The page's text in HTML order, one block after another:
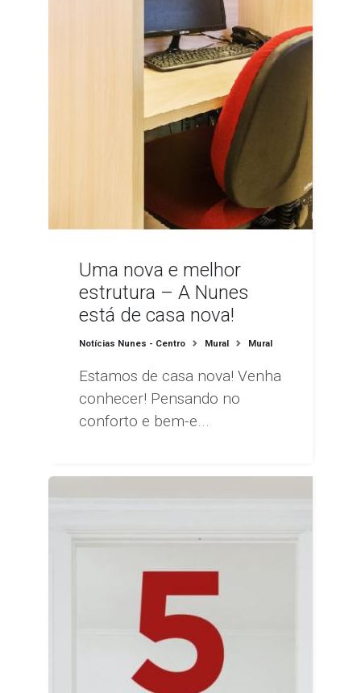
Uma nova e melhor
estrutura – A Nunes
está de casa nova!
Notícias Nunes - Centro Mural Mural
Estamos de casa nova! Venha
conhecer! Pensando no
conforto e bem-e...